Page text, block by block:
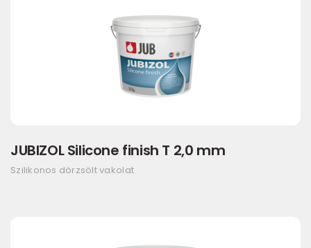
JUBIZOL Silicone finish T 2,0 mm
Szilikonos dörzsölt vakolat